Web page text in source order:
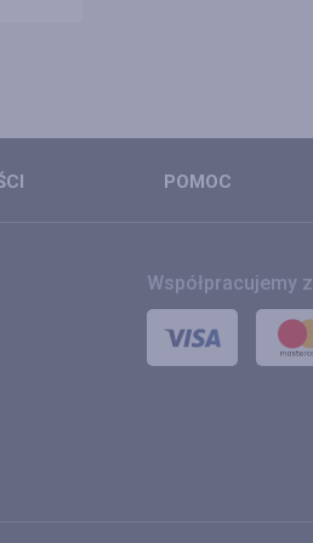
POMOC
Współpracujemy z